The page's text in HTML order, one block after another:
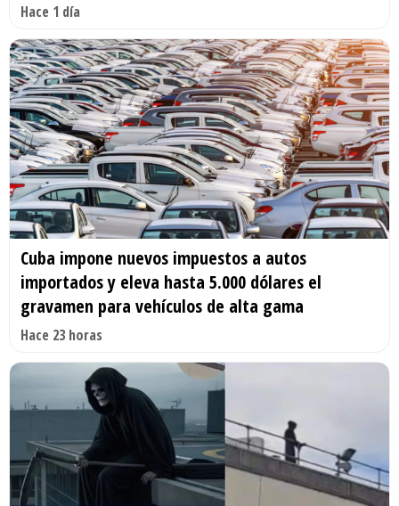
Hace 1 día
Cuba impone nuevos impuestos a autos
importados y eleva hasta 5.000 dólares el
gravamen para vehículos de alta gama
Hace 23 horas